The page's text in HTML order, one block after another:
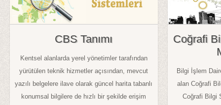
CBS Tanımı
Kentsel alanlarda yerel yönetimler tarafından
yürütülen teknik hizmetler açısından, mevcut
yazılı belgelere ilave olarak güncel harita tabanlı
konumsal bilgilere de hızlı bir şekilde erişim
Coğrafi
Bilgi İşlem
alan Coğrafi
Coğrafi Bilgi
Adres Bilgi Sistemi
Mezarlık Bilgi Sistemi
Nöbetçi Eczane Sorgulama
Mezarlık Bilgi Sistemi